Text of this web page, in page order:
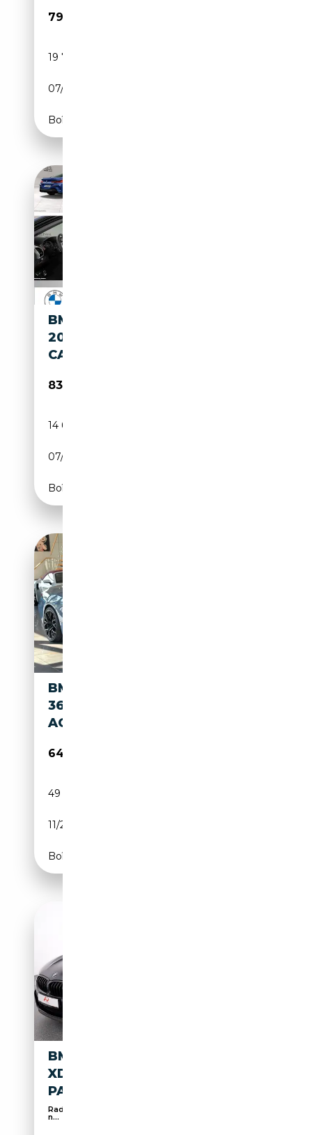
79 880€
19 769 km
07/2023
Boîte automatique
BMW M850 I XDRIVE M SPORT
20" SITZBELÜFT.
CARBONDACH
83 980€
14 636 km
07/2025
Boîte automatique
BMW M850 I XDRIVE CABRIO/
360/LASER/HUD/M8-SPORT-
AGA
64 900€
49 700 km
11/2020
Boîte automatique
BMW M850 I GRAN COUPE
XDRIVE SHADOW
PANO,H/K,360GRAD
Radio numérique, Écran multifonction entièrement
n...